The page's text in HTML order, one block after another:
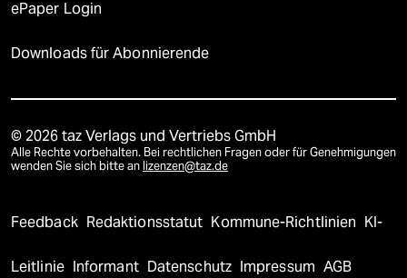
ePaper Login
Downloads für Abonnierende
© 2026 taz Verlags und Vertriebs GmbH
Alle Rechte vorbehalten. Bei rechtlichen Fragen oder für Genehmigungen
wenden Sie sich bitte an lizenzen@taz.de
Feedback Redaktionsstatut Kommune-Richtlinien KI-
Leitlinie Informant Datenschutz Impressum AGB